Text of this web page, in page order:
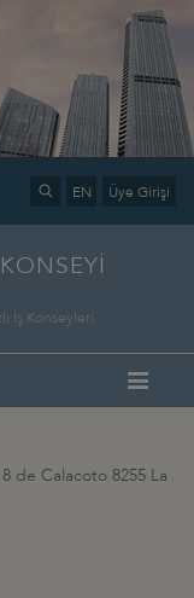
EN Üye Girişi
İş Konseyleri
de Calacoto 8255 La